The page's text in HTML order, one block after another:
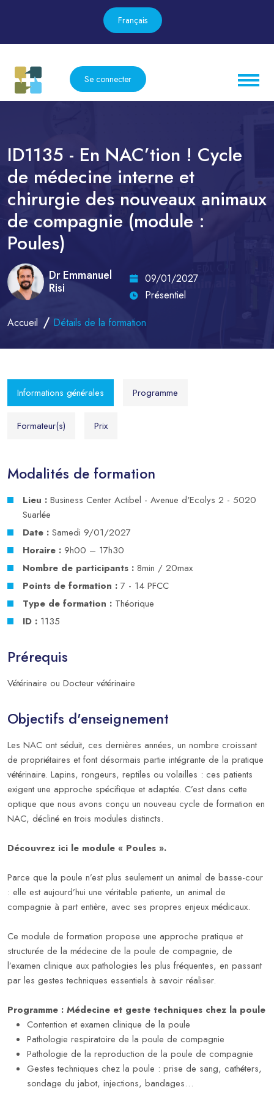
Français
Se connecter
ID1135 - En NAC’tion ! Cycle
de médecine interne et
chirurgie des nouveaux animaux
de compagnie (module :
Poules)
Dr Emmanuel
Risi
09/01/2027
Présentiel
Accueil
Détails de la formation
Informations générales Programme
Formateur(s) Prix
Modalités de formation
Lieu : Business Center Actibel - Avenue d'Ecolys 2 - 5020
Suarlée
Date : Samedi 9/01/2027
Horaire : 9h00 – 17h30
Nombre de participants : 8min / 20max
Points de formation : 7 - 14 PFCC
Type de formation : Théorique
ID : 1135
Prérequis
Vétérinaire ou Docteur vétérinaire
Objectifs d'enseignement
Les NAC ont séduit, ces dernières années, un nombre croissant
de propriétaires et font désormais partie intégrante de la pratique
vétérinaire. Lapins, rongeurs, reptiles ou volailles : ces patients
exigent une approche spécifique et adaptée. C’est dans cette
optique que nous avons conçu un nouveau cycle de formation en
NAC, décliné en trois modules distincts.
Découvrez ici le module « Poules ».
Parce que la poule n’est plus seulement un animal de basse-cour
: elle est aujourd’hui une véritable patiente, un animal de
compagnie à part entière, avec ses propres enjeux médicaux.
Ce module de formation propose une approche pratique et
structurée de la médecine de la poule de compagnie, de
l’examen clinique aux pathologies les plus fréquentes, en passant
par les gestes techniques essentiels à savoir réaliser.
Programme : Médecine et geste techniques chez la poule
Contention et examen clinique de la poule
Pathologie respiratoire de la poule de compagnie
Pathologie de la reproduction de la poule de compagnie
Gestes techniques chez la poule : prise de sang, cathéters,
sondage du jabot, injections, bandages…